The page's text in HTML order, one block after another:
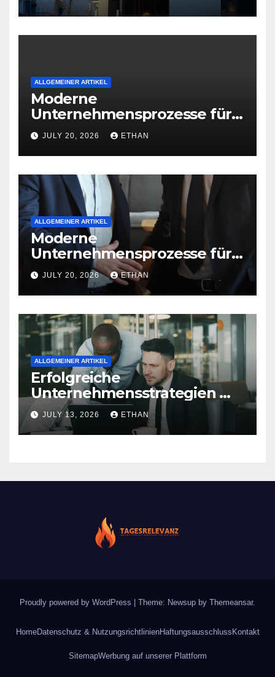
Organisationsreife
ALLGEMEINER ARTIKEL
Moderne
Unternehmensprozesse für
nachhaltige
Betriebsentwicklung
JULY 20, 2026 ETHAN
ALLGEMEINER ARTIKEL
Moderne
Unternehmensprozesse für
nachhaltige
Strukturentwicklung
JULY 20, 2026 ETHAN
ALLGEMEINER ARTIKEL
Erfolgreiche
Unternehmensstrategien mit
nachhaltiger Wirkung
JULY 13, 2026 ETHAN
Proudly powered by WordPress Theme: Newsup by Themeansar.
HomeDatenschutz & NutzungsrichtlinienHaftungsausschluss Kontakt
SitemapWerbung auf unserer Plattform